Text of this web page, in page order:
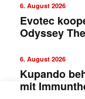
6. August 2026
Evotec
Odyssey
6. August 2026
Kupando
mit